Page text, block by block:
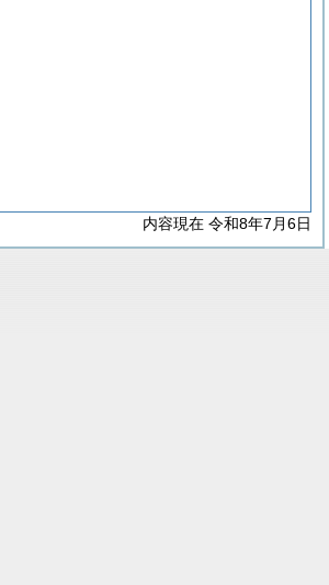
内容現在 令和8年7月6日